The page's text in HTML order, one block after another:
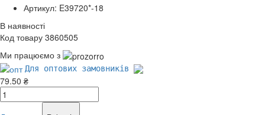
Артикул: E39720*-18
В наявності
Код товару 3860505
Ми працюємо з
Для оптових замовників
79.50 ₴